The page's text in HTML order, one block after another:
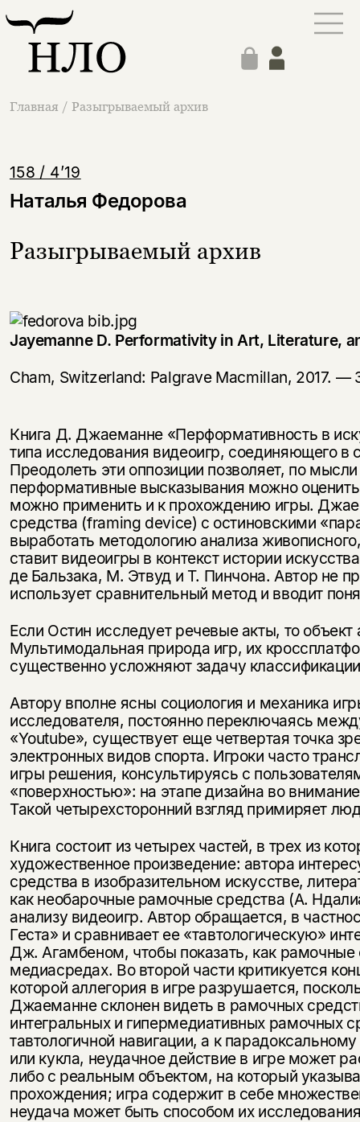
Главная / Разыгрываемый архив
158 / 4’19
Наталья Федорова
Разыгрываемый архив
Jayemanne D. Performativity in Art, Literature,
Cham, Switzerland: Palgrave Macmillan, 2017. —
Книга Д. Джаеманне «Перформативность в
типа исследования видеоигр, соединяющего в
Преодолеть эти оппозиции позволяет, по
перформативные высказывания можно
можно применить и к прохождению игры.
средства (framing device) с остиновскими
выработать методологию анализа
ставит видеоигры в контекст истории
де Бальзака, М. Этвуд и Т. Пинчона. Автор не
использует сравнительный метод и вводит
Если Остин исследует речевые акты, то
Мультимодальная природа игр, их
существенно усложняют задачу
Автору вполне ясны социология и механика
исследователя, постоянно переключаясь
«Youtube», существует еще четвертая точка
электронных видов спорта. Игроки часто
игры решения, консультируясь с
«поверхностью»: на этапе дизайна во
Такой четырехсторонний взгляд примиряет
Книга состоит из четырех частей, в трех из
художественное произведение: автора
средства в изобразительном искусстве,
как необарочные рамочные средства (А.
анализу видеоигр. Автор обращается, в
Геста» и сравнивает ее «тавтологическую»
Дж. Агамбеном, чтобы показать, как
медиасредах. Во второй части критикуется
которой аллегория в игре разрушается,
Джаеманне склонен видеть в рамочных
интегральных и гипермедиативных рамочных
тавтологичной навигации, а к
или кукла, неудачное действие в игре может
либо с реальным объектом, на который
прохождения; игра содержит в себе
неудача может быть способом их